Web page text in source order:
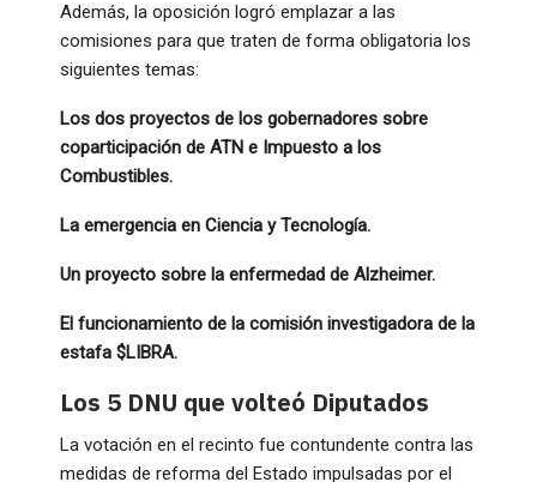
Además, la oposición logró emplazar a las
comisiones para que traten de forma obligatoria los
siguientes temas:
Los dos proyectos de los gobernadores sobre
coparticipación de ATN e Impuesto a los
Combustibles.
La emergencia en Ciencia y Tecnología.
Un proyecto sobre la enfermedad de Alzheimer.
El funcionamiento de la comisión investigadora de la
estafa $LIBRA.
Los 5 DNU que volteó Diputados
La votación en el recinto fue contundente contra las
medidas de reforma del Estado impulsadas por el